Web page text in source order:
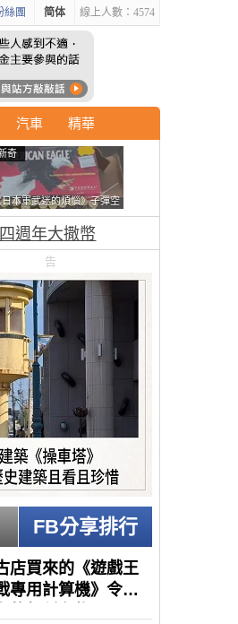
線上人數：4574
简体
絲團
汽車 精華
奇
日本軍武迷的煩惱》子彈空
在日本超級貴 美國網友直
一大箱寄給他了
四週年大撒幣
告
FB分享排行